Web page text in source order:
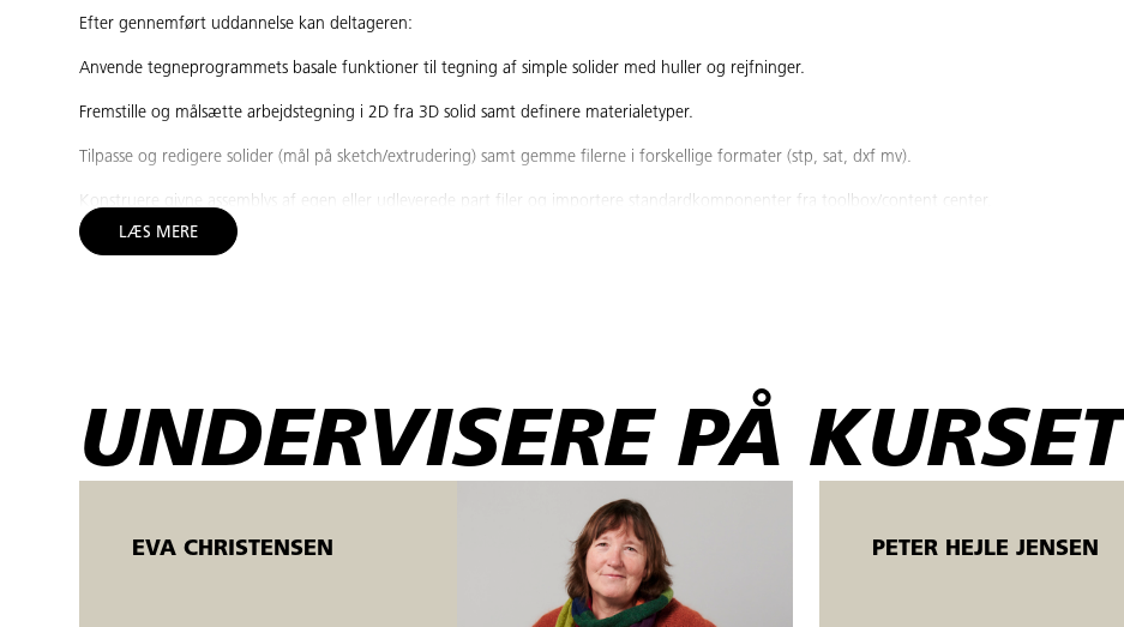
Efter gennemført uddannelse kan deltageren:
Anvende tegneprogrammets basale funktioner til tegning af simple solider med huller og rejfninger.
Fremstille og målsætte arbejdstegning i 2D fra 3D solid samt definere materialetyper.
Tilpasse og redigere solider (mål på sketch/extrudering) samt gemme filerne i forskellige formater (stp, sat, dxf mv).
Konstruere givne assemblys af egen eller udleverede part filer og importere standardkomponenter fra toolbox/content center.
Fremstille arbejdstegninger, herunder eksploderede, af assemblys inkl. stykliste og positionsnumre.
måleteknik og tegningsforståelse. AMU-kurset kan f.eks. anvendes forud for deltagelse på AMU-kurser inden for CNC.
CAD-kurserne afvikles i åbent værksted.
). Kurserne kører samtidig på forskellige niveauer, og kursisterne bliver undervist individuelt.
LÆS MERE
UNDERVISERE PÅ KURSET
EVA CHRISTENSEN PETER HEJLE JENSEN